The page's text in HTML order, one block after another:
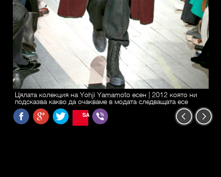
Цялата колекция на Yohji Yamamoto есен | 2012 която ни
подсказва какво да очакваме в модата следващата есе
SAVE